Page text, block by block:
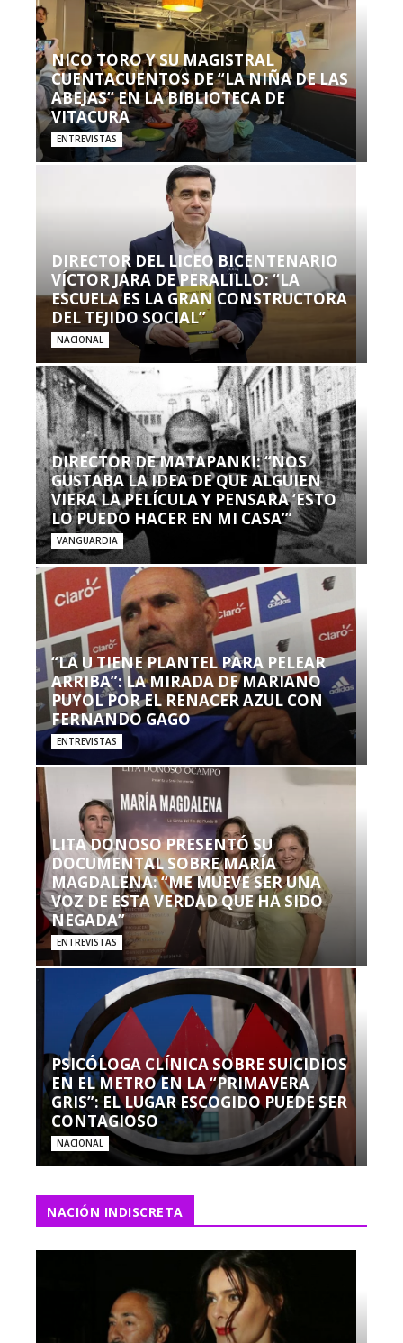
NICO TORO Y SU MAGISTRAL
CUENTACUENTOS DE “LA NIÑA DE LAS
ABEJAS” EN LA BIBLIOTECA DE
VITACURA
ENTREVISTAS
DIRECTOR DEL LICEO BICENTENARIO
VÍCTOR JARA DE PERALILLO: “LA
ESCUELA ES LA GRAN CONSTRUCTORA
DEL TEJIDO SOCIAL”
NACIONAL
DIRECTOR DE MATAPANKI: “NOS
GUSTABA LA IDEA DE QUE ALGUIEN
VIERA LA PELÍCULA Y PENSARA ‘ESTO
LO PUEDO HACER EN MI CASA’”
VANGUARDIA
“LA U TIENE PLANTEL PARA PELEAR
ARRIBA”: LA MIRADA DE MARIANO
PUYOL POR EL RENACER AZUL CON
FERNANDO GAGO
ENTREVISTAS
LITA DONOSO PRESENTÓ SU
DOCUMENTAL SOBRE MARÍA
MAGDALENA: “ME MUEVE SER UNA
VOZ DE ESTA VERDAD QUE HA SIDO
NEGADA”
ENTREVISTAS
PSICÓLOGA CLÍNICA SOBRE SUICIDIOS
EN EL METRO EN LA “PRIMAVERA
GRIS”: EL LUGAR ESCOGIDO PUEDE SER
CONTAGIOSO
NACIONAL
NACIÓN INDISCRETA